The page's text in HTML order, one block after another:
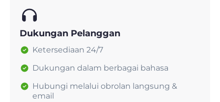
Dukungan Pelanggan
Ketersediaan 24/7
Dukungan dalam berbagai bahasa
Hubungi melalui obrolan langsung &
email